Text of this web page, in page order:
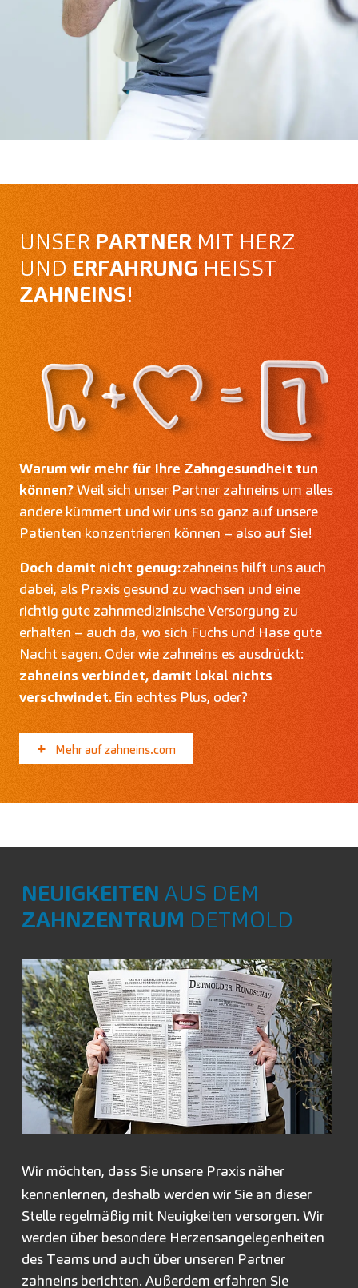
UNSER PARTNER MIT HERZ
UND ERFAHRUNG HEISST
ZAHNEINS!
Warum wir mehr für Ihre Zahngesundheit tun
können?Weil sich unser Partner zahneins um alles
andere kümmert und wir uns so ganz auf unsere
Patienten konzentrieren können – also auf Sie!
Doch damit nicht genug:zahneins hilft uns auch
dabei, als Praxis gesund zu wachsen und eine
richtig gute zahnmedizinische Versorgung zu
erhalten – auch da, wo sich Fuchs und Hase gute
Nacht sagen. Oder wie zahneins es ausdrückt:
zahneins verbindet, damit lokal nichts
verschwindet.Ein echtes Plus, oder?
Mehr auf zahneins.com
NEUIGKEITEN AUS DEM
ZAHNZENTRUM DETMOLD
Wir möchten, dass Sie unsere Praxis näher
kennenlernen, deshalb werden wir Sie an dieser
Stelle regelmäßig mit Neuigkeiten versorgen. Wir
werden über besondere Herzensangelegenheiten
des Teams und auch über unseren Partner
zahneins berichten. Außerdem erfahren Sie